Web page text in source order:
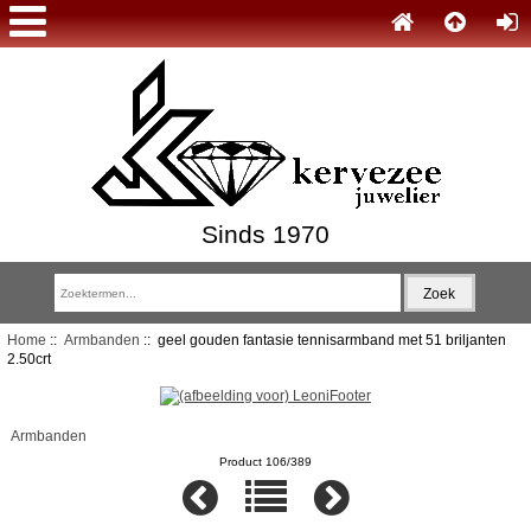
Sinds 1970
Home :: Armbanden :: geel gouden fantasie tennisarmband met 51 briljanten
2.50crt
Armbanden
Product 106/389